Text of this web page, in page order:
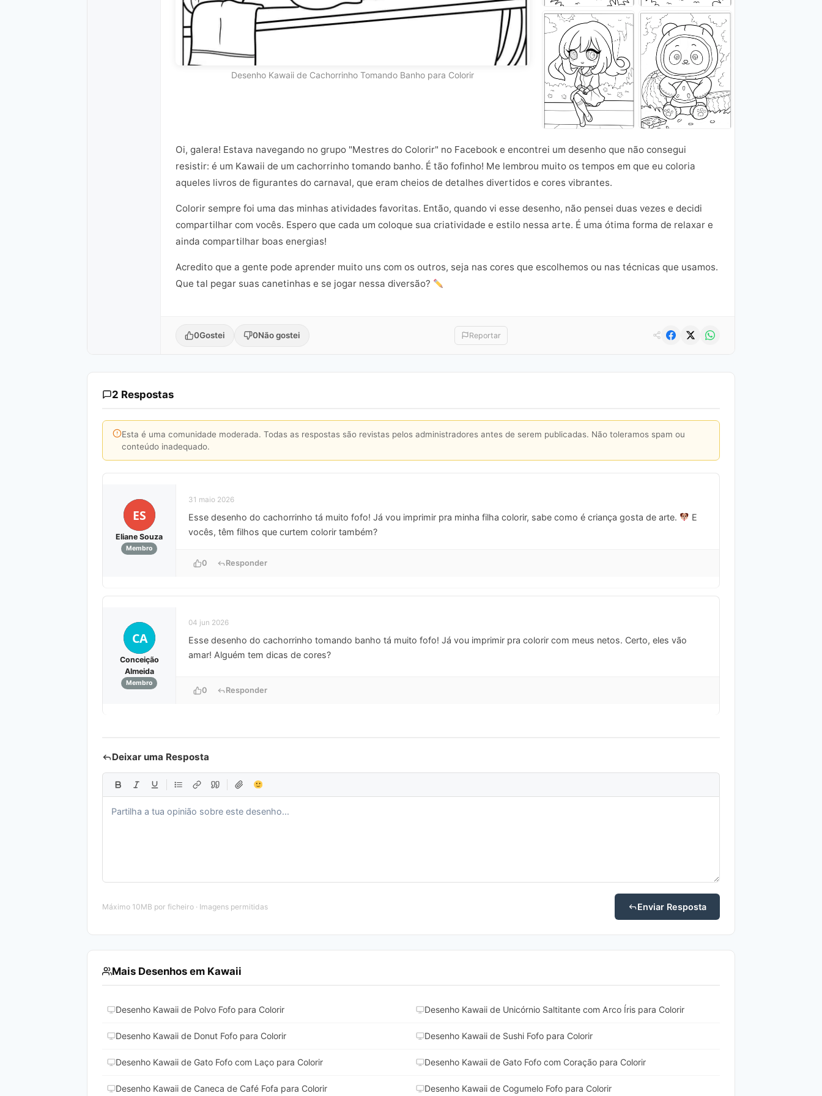
Desenho Kawaii de Cachorrinho Tomando Banho para Colorir
Oi, galera! Estava navegando no grupo "Mestres do Colorir" no Facebook e encontrei um desenho que não consegui
resistir: é um Kawaii de um cachorrinho tomando banho. É tão fofinho! Me lembrou muito os tempos em que eu coloria
aqueles livros de figurantes do carnaval, que eram cheios de detalhes divertidos e cores vibrantes.
Colorir sempre foi uma das minhas atividades favoritas. Então, quando vi esse desenho, não pensei duas vezes e decidi
compartilhar com vocês. Espero que cada um coloque sua criatividade e estilo nessa arte. É uma ótima forma de relaxar e
ainda compartilhar boas energias!
Acredito que a gente pode aprender muito uns com os outros, seja nas cores que escolhemos ou nas técnicas que usamos.
Que tal pegar suas canetinhas e se jogar nessa diversão?
0Gostei 0Não gostei Reportar
2 Respostas
Esta é uma comunidade moderada. Todas as respostas são revistas pelos administradores antes de serem publicadas. Não toleramos spam ou
conteúdo inadequado.
ES
Eliane Souza
Membro
31 maio 2026
Esse desenho do cachorrinho tá muito fofo! Já vou imprimir pra minha filha colorir, sabe como é criança gosta de arte.
E
vocês, têm filhos que curtem colorir também?
0 Responder
CA
Conceição
Almeida
Membro
04 jun 2026
Esse desenho do cachorrinho tomando banho tá muito fofo! Já vou imprimir pra colorir com meus netos. Certo, eles vão
amar! Alguém tem dicas de cores?
0 Responder
Deixar uma Resposta
Máximo 10MB por ficheiro · Imagens permitidas Enviar Resposta
Mais Desenhos em Kawaii
Desenho Kawaii de Polvo Fofo para Colorir Desenho Kawaii de Unicórnio Saltitante com Arco Íris para Colorir
Desenho Kawaii de Donut Fofo para Colorir Desenho Kawaii de Sushi Fofo para Colorir
Desenho Kawaii de Gato Fofo com Laço para Colorir Desenho Kawaii de Gato Fofo com Coração para Colorir
Desenho Kawaii de Caneca de Café Fofa para Colorir Desenho Kawaii de Cogumelo Fofo para Colorir